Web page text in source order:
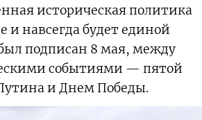
историческая политика
и навсегда будет единой
подписан 8 мая, между
событиями — пятой
и Днем Победы.